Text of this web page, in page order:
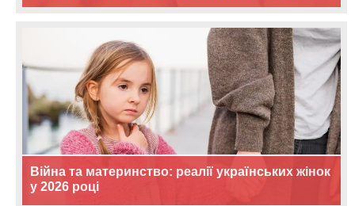
Війна та материнство: реалії українських жінок
у 2026 році